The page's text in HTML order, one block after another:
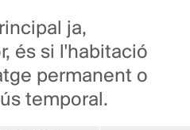
ja,
és si l'habitació
permanent o
temporal.